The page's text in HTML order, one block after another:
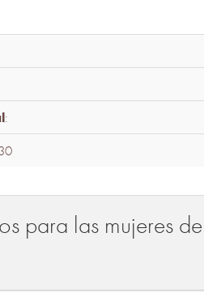
:
para las mujeres